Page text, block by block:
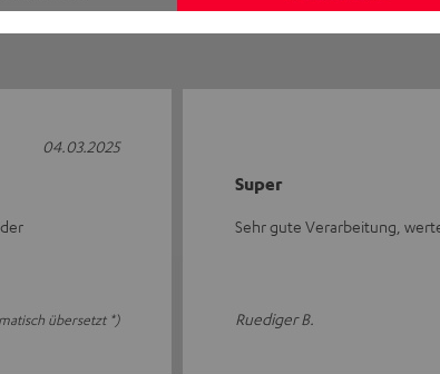
übersetzt *)
04.03.2025
Super
Sehr gute Verarbeitung,
Ruediger B.